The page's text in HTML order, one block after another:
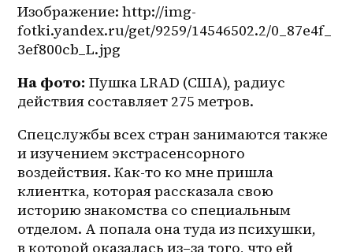
Изображение: http://img-
fotki.yandex.ru/get/9259/14546502.2/0_87e4f_
3ef800cb_L.jpg
На фото: Пушка LRAD (США), радиус
действия составляет 275 метров.
Спецслужбы всех стран занимаются также
и изучением экстрасенсорного
воздействия. Как-то ко мне пришла
клиентка, которая рассказала свою
историю знакомства со специальным
отделом. А попала она туда из психушки,
в которой оказалась из–за того, что ей